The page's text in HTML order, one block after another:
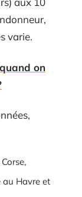
varie.
on
au Havre et